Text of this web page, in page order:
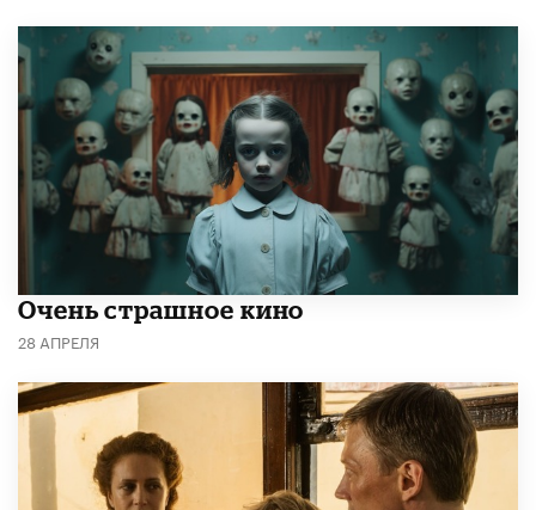
Очень страшное кино
28 АПРЕЛЯ